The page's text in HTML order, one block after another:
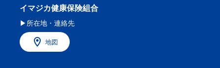
イマジカ健康保険組合
▶所在地・連絡先
地図